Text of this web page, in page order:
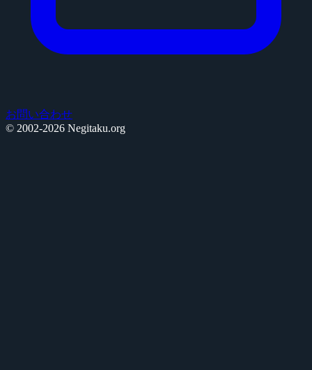
お問い合わせ
© 2002-2026 Negitaku.org